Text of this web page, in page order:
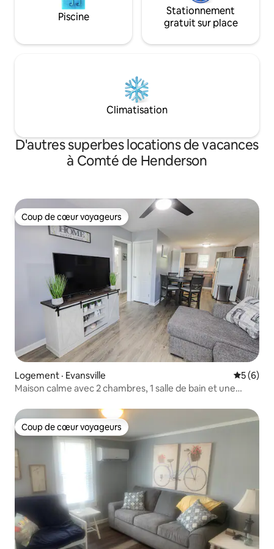
Piscine
Stationnement
gratuit sur place
Climatisation
D'autres superbes locations de vacances
à Comté de Henderson
Coup de cœur voyageurs
Coup de cœur voyageurs
Logement · Evansville Note
5 (6)
Maison calme avec 2 chambres, 1 salle de bain et une
Coup de cœur voyageurs
Coup de cœur voyageurs